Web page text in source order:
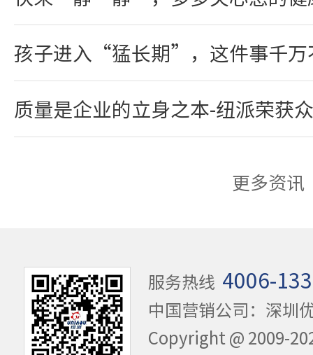
孩子进入“猛长期”，这件事千万
质量是企业的立身之本-纽派荣获
更多资讯
服务热线 4006-
中国营销公司：深圳
Copyright @ 2009-